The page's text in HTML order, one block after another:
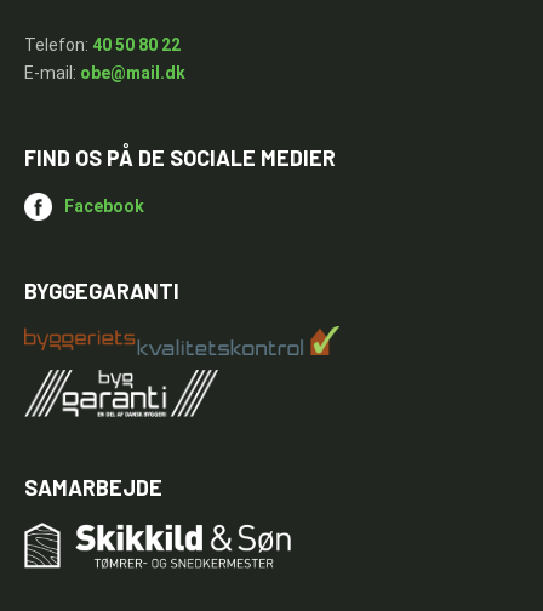
Telefon: 40 50 80 22
E-mail: obe@mail.dk
FIND OS PÅ DE SOCIALE MEDIER
Facebook
BYGGEGARANTI
SAMARBEJDE